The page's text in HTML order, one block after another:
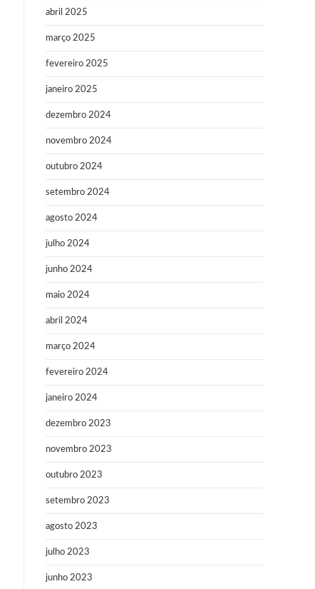
abril 2025
março 2025
fevereiro 2025
janeiro 2025
dezembro 2024
novembro 2024
outubro 2024
setembro 2024
agosto 2024
julho 2024
junho 2024
maio 2024
abril 2024
março 2024
fevereiro 2024
janeiro 2024
dezembro 2023
novembro 2023
outubro 2023
setembro 2023
agosto 2023
julho 2023
junho 2023